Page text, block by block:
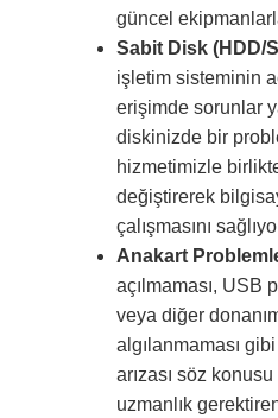
güncel
Sabit Disk (HDD/
işletim sisteminin
erişimde sorunlar
diskinizde bir
hizmetimizle
değiştirerek
çalışmasını
Anakart
açılmaması, USB
veya diğer
algılanmaması
arızası söz
uzmanlık